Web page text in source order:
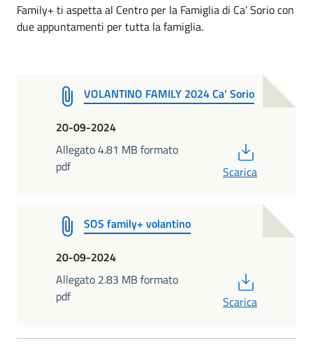
Family+ ti aspetta al Centro per la Famiglia di Ca’ Sorio con
due appuntamenti per tutta la famiglia.
VOLANTINO FAMILY 2024 Ca' Sorio
20-09-2024
Allegato 4.81 MB formato
pdf
Scarica
SOS family+ volantino
20-09-2024
Allegato 2.83 MB formato
pdf
Scarica